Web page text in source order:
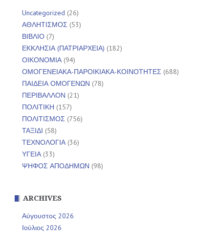
Uncategorized (26)
ΑΘΛΗΤΙΣΜΟΣ (53)
ΒΙΒΛΙΟ (7)
ΕΚΚΛΗΣΙΑ (ΠΑΤΡΙΑΡΧΕΙΑ) (182)
ΟΙΚΟΝΟΜΙΑ(94)
ΟΜΟΓΕΝΕΙΑΚΑ-ΠΑΡΟΙΚΙΑΚΑ-ΚΟΙΝΟΤΗΤΕΣ (688)
ΠΑΙΔΕΙΑ ΟΜΟΓΕΝΩΝ (78)
ΠΕΡΙΒΑΛΛΟΝ (21)
ΠΟΛΙΤΙΚΗ (157)
ΠΟΛΙΤΙΣΜΟΣ (756)
ΤΑΞΙΔΙ (58)
ΤΕΧΝΟΛΟΓΙΑ(36)
ΥΓΕΙΑ(33)
ΨΗΦΟΣ ΑΠΟΔΗΜΩΝ (98)
ARCHIVES
Αύγουστος 2026
Ιούλιος 2026